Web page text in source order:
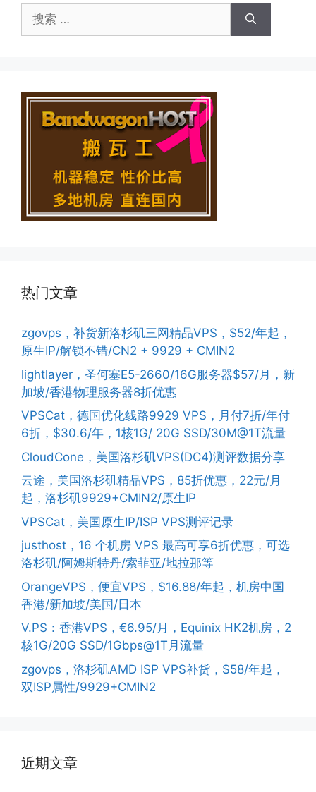
索：
热门文章
zgovps，补货新洛杉矶三网精品VPS，$52/年起，
原生IP/解锁不错/CN2 + 9929 + CMIN2
lightlayer，圣何塞E5-2660/16G服务器$57/月，新
加坡/香港物理服务器8折优惠
VPSCat，德国优化线路9929 VPS，月付7折/年付
6折，$30.6/年，1核1G/ 20G SSD/30M@1T流量
CloudCone，美国洛杉矶VPS(DC4)测评数据分享
云途，美国洛杉矶精品VPS，85折优惠，22元/月
起，洛杉矶9929+CMIN2/原生IP
VPSCat，美国原生IP/ISP VPS测评记录
justhost，16 个机房 VPS 最高可享6折优惠，可选
洛杉矶/阿姆斯特丹/索菲亚/地拉那等
OrangeVPS，便宜VPS，$16.88/年起，机房中国
香港/新加坡/美国/日本
V.PS：香港VPS，€6.95/月，Equinix HK2机房，2
核1G/20G SSD/1Gbps@1T月流量
zgovps，洛杉矶AMD ISP VPS补货，$58/年起，
双ISP属性/9929+CMIN2
近期文章